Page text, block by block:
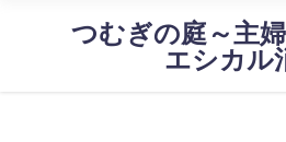
つむぎの庭～主
エシカル